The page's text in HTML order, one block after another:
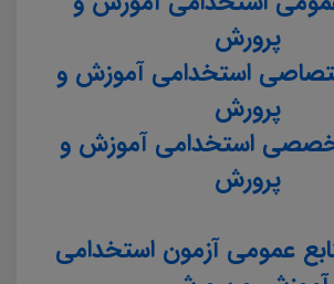
پرورش
استخدامی آموزش و
پرورش
تخصصی استخدامی آموزش و
پرورش
عمومی آزمون استخدامی